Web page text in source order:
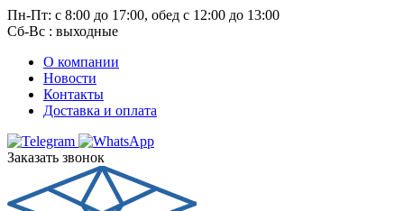
Пн-Пт: с 8:00 до 17:00, обед с 12:00 до 13:00
Сб-Вс : выходные
О компании
Новости
Контакты
Доставка и оплата
Заказать звонок